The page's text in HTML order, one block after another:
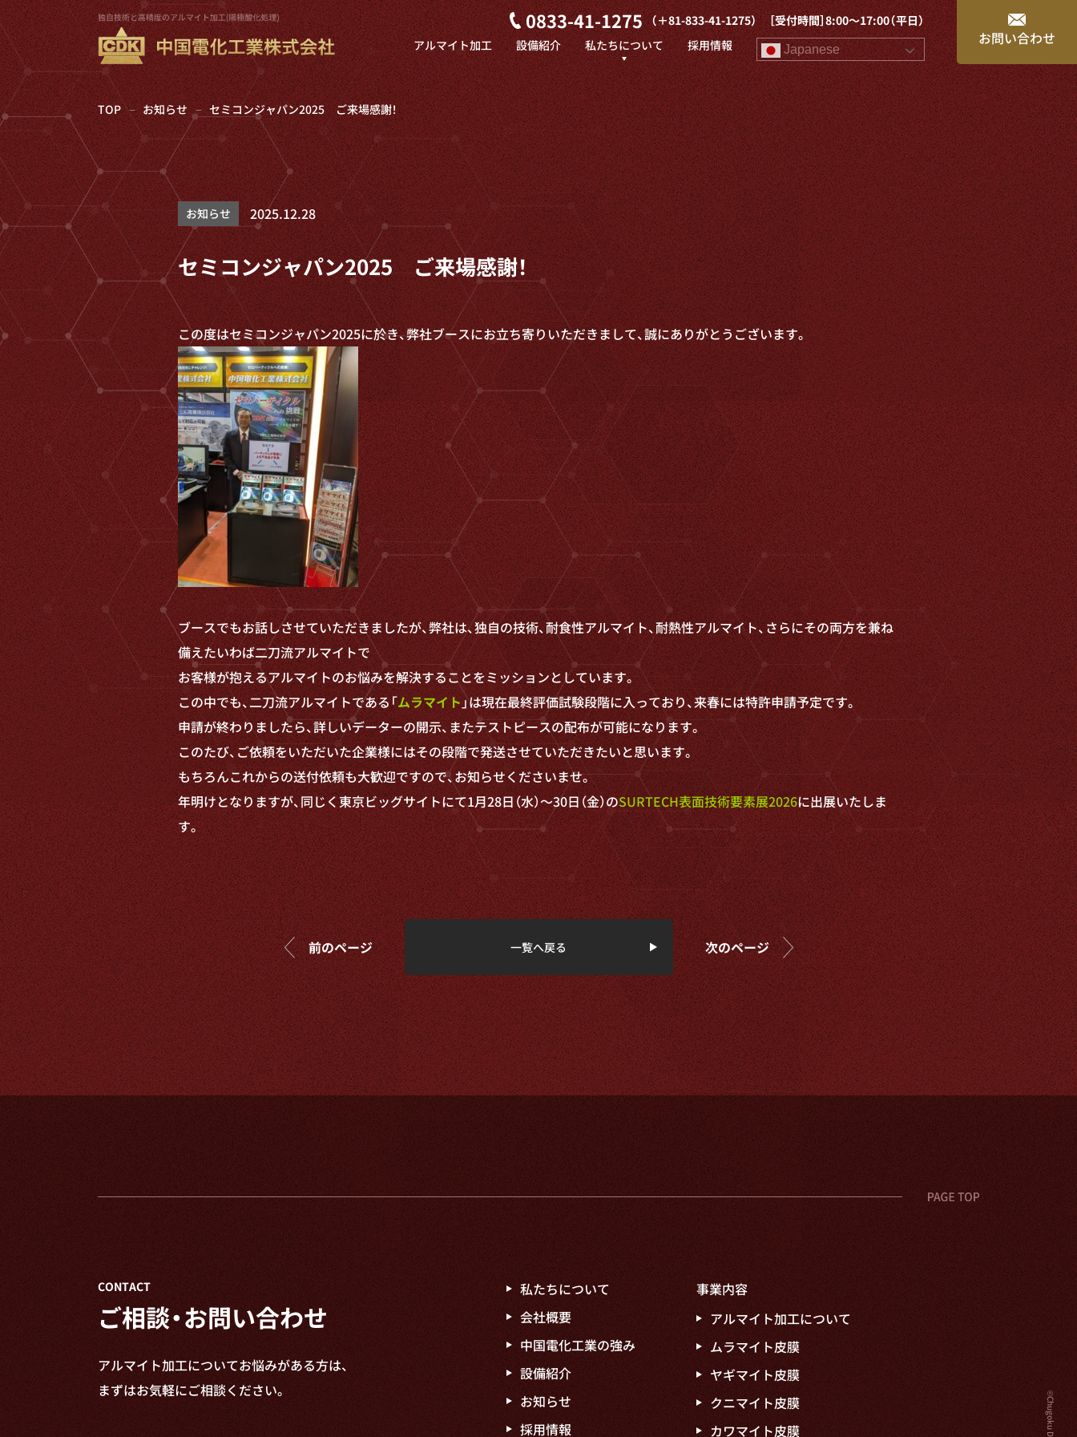
0833-41-1275 （＋81-833-41-1275）
［受付時間］8:00～17:00（平日）
アルマイト加工
設備紹介 私たちについて
代表挨拶
会社概要
中国電化工業の強み
お知らせ
採用情報 Japanese
お問い合わせ
TOP お知らせ セミコンジャパン2025 ご来場感謝！
お知らせ 2025.12.28
セミコンジャパン2025 ご来場感謝！
この度はセミコンジャパン2025に於き、弊社ブースにお立ち寄りいただきまして、誠にありがとうございます。
ブースでもお話しさせていただきましたが、弊社は、独自の技術、耐食性アルマイト、耐熱性アルマイト、さらにその両方を兼ね
備えたいわば二刀流アルマイトで
お客様が抱えるアルマイトのお悩みを解決することをミッションとしています。
この中でも、二刀流アルマイトである「ムラマイト 」は現在最終評価試験段階に入っており、来春には特許申請予定です。
申請が終わりましたら、詳しいデーターの開示、 またテストピースの配布が可能になります。
このたび、 ご依頼をいただいた企業様にはその段階で発送させていただきたいと思います。
もちろんこれからの送付依頼も大歓迎ですので、お知らせくださいませ。
年明けとなりますが、同じく東京ビッグサイトにて1月28日（水）～30日（金）のSURTECH表面技術要素展2026に出展いたしま
す。
前のページ 一覧へ戻る 次のページ
CONTACT
ご相談・お問い合わせ
アルマイト加工についてお悩みがある方は、
まずはお気軽にご相談ください。
私たちについて
会社概要
中国電化工業の強み
設備紹介
お知らせ
採用情報
事業内容
アルマイト加工について
ムラマイト皮膜
ヤギマイト皮膜
クニマイト皮膜
カワマイト皮膜